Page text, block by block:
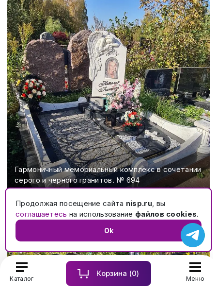
Каталог
Корзина (0)
Меню
Гармоничный мемориальный комплекс в сочетании
серого и черного гранитов. № 694
Продолжая посещение сайта nisp.ru, вы
соглашаетесь на использование файлов cookies.
Ok